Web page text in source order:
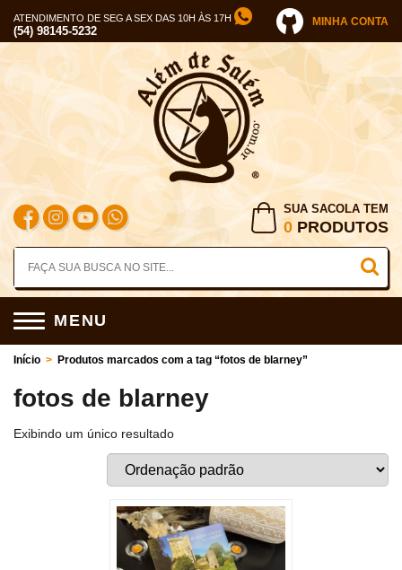
ATENDIMENTO DE SEG A SEX DAS 10H ÀS 17H
(54) 98145-5232
MINHA CONTA
SUA SACOLA TEM
0 PRODUTOS
MENU
Início > Produtos marcados com a tag “fotos de blarney”
fotos de blarney
Exibindo um único resultado